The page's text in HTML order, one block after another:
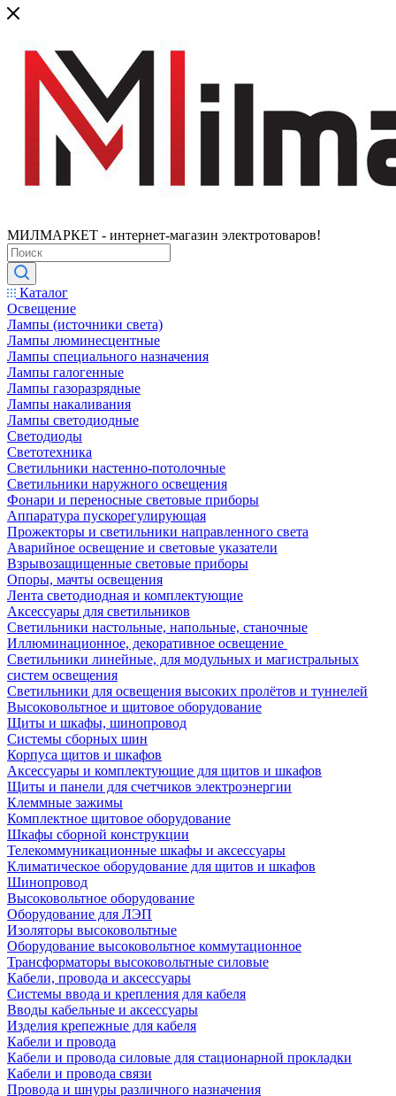
МИЛМАРКЕТ - интернет-магазин электротоваров!
Каталог
Освещение
Лампы (источники света)
Лампы люминесцентные
Лампы специального назначения
Лампы галогенные
Лампы газоразрядные
Лампы накаливания
Лампы светодиодные
Светодиоды
Светотехника
Светильники настенно-потолочные
Светильники наружного освещения
Фонари и переносные световые приборы
Аппаратура пускорегулирующая
Прожекторы и светильники направленного света
Аварийное освещение и световые указатели
Взрывозащищенные световые приборы
Опоры, мачты освещения
Лента светодиодная и комплектующие
Аксессуары для светильников
Светильники настольные, напольные, станочные
Иллюминационное, декоративное освещение
Светильники линейные, для модульных и магистральных
систем освещения
Светильники для освещения высоких пролётов и туннелей
Высоковольтное и щитовое оборудование
Щиты и шкафы, шинопровод
Системы сборных шин
Корпуса щитов и шкафов
Аксессуары и комплектующие для щитов и шкафов
Щиты и панели для счетчиков электроэнергии
Клеммные зажимы
Комплектное щитовое оборудование
Шкафы сборной конструкции
Телекоммуникационные шкафы и аксессуары
Климатическое оборудование для щитов и шкафов
Шинопровод
Высоковольтное оборудование
Оборудование для ЛЭП
Изоляторы высоковольтные
Оборудование высоковольтное коммутационное
Трансформаторы высоковольтные силовые
Кабели, провода и аксессуары
Системы ввода и крепления для кабеля
Вводы кабельные и аксессуары
Изделия крепежные для кабеля
Кабели и провода
Кабели и провода силовые для стационарной прокладки
Кабели и провода связи
Провода и шнуры различного назначения